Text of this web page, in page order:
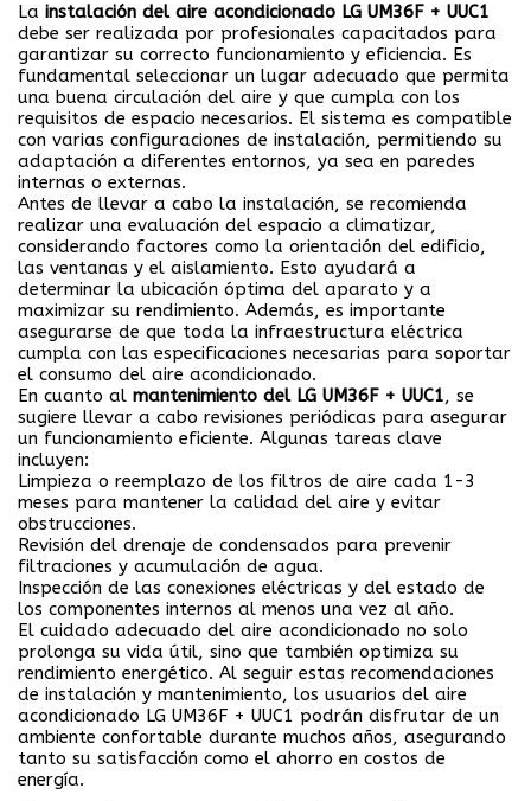
La instalación del aire acondicionado LG UM36F + UUC1
debe ser realizada por profesionales capacitados para
garantizar su correcto funcionamiento y eficiencia. Es
fundamental seleccionar un lugar adecuado que permita
una buena circulación del aire y que cumpla con los
requisitos de espacio necesarios. El sistema es compatible
con varias configuraciones de instalación, permitiendo su
adaptación a diferentes entornos, ya sea en paredes
internas o externas.
Antes de llevar a cabo la instalación, se recomienda
realizar una evaluación del espacio a climatizar,
considerando factores como la orientación del edificio,
las ventanas y el aislamiento. Esto ayudará a
determinar la ubicación óptima del aparato y a
maximizar su rendimiento. Además, es importante
asegurarse de que toda la infraestructura eléctrica
cumpla con las especificaciones necesarias para soportar
el consumo del aire acondicionado.
En cuanto al mantenimiento del LG UM36F + UUC1, se
sugiere llevar a cabo revisiones periódicas para asegurar
un funcionamiento eficiente. Algunas tareas clave
incluyen:
Limpieza o reemplazo de los filtros de aire cada 1-3
meses para mantener la calidad del aire y evitar
obstrucciones.
Revisión del drenaje de condensados para prevenir
filtraciones y acumulación de agua.
Inspección de las conexiones eléctricas y del estado de
los componentes internos al menos una vez al año.
El cuidado adecuado del aire acondicionado no solo
prolonga su vida útil, sino que también optimiza su
rendimiento energético. Al seguir estas recomendaciones
de instalación y mantenimiento, los usuarios del aire
acondicionado LG UM36F + UUC1 podrán disfrutar de un
ambiente confortable durante muchos años, asegurando
tanto su satisfacción como el ahorro en costos de
energía.